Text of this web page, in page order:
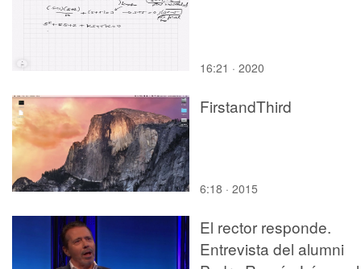
16:21 · 2020
FirstandThird
6:18 · 2015
El rector responde.
Entrevista del alumni